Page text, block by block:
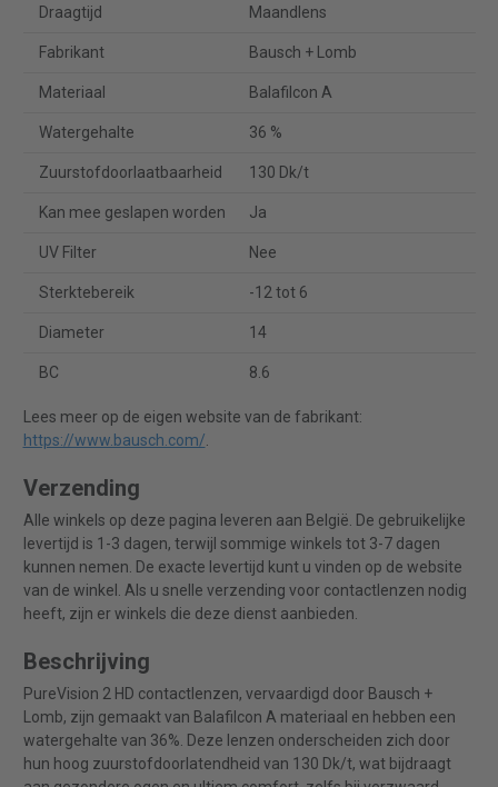
Draagtijd Maandlens
Fabrikant Bausch + Lomb
Materiaal Balafilcon A
Watergehalte 36 %
Zuurstofdoorlaatbaarheid 130 Dk/t
Kan mee geslapen worden Ja
UV Filter Nee
Sterktebereik -12 tot 6
Diameter 14
BC 8.6
Lees meer op de eigen website van de fabrikant:
https://www.bausch.com/.
Verzending
Alle winkels op deze pagina leveren aan België. De gebruikelijke
levertijd is 1-3 dagen, terwijl sommige winkels tot 3-7 dagen
kunnen nemen. De exacte levertijd kunt u vinden op de website
van de winkel. Als u snelle verzending voor contactlenzen nodig
heeft, zijn er winkels die deze dienst aanbieden.
Beschrijving
PureVision 2 HD contactlenzen, vervaardigd door Bausch +
Lomb, zijn gemaakt van Balafilcon A materiaal en hebben een
watergehalte van 36%. Deze lenzen onderscheiden zich door
hun hoog zuurstofdoorlatendheid van 130 Dk/t, wat bijdraagt